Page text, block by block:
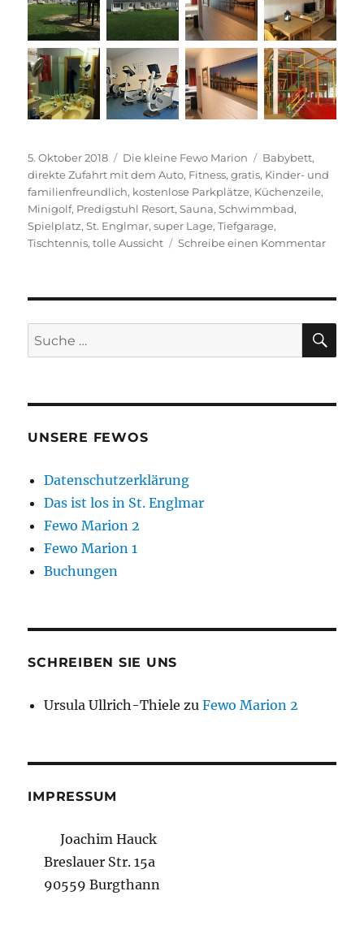
Veröffentlicht
am
5. Oktober 2018 Kategorien
Die kleine Fewo Marion Schlagwörter
Babybett,
direkte Zufahrt mit dem Auto, Fitness,gratis, Kinder- und
familienfreundlich, kostenlose Parkplätze, Küchenzeile,
Minigolf, Predigstuhl Resort,Sauna,Schwimmbad,
Spielplatz,St. Englmar,super Lage,Tiefgarage,
Tischtennis,tolle Aussicht Schreibe einen Kommentarzu
Suche
nach:
UNSERE FEWOS
Datenschutzerklärung
Das ist los in St. Englmar
Fewo Marion 2
Fewo Marion 1
Buchungen
SCHREIBEN SIE UNS
Ursula Ullrich-Thiele zuFewo Marion 2
IMPRESSUM
Joachim Hauck
Breslauer Str. 15a
90559 Burgthann